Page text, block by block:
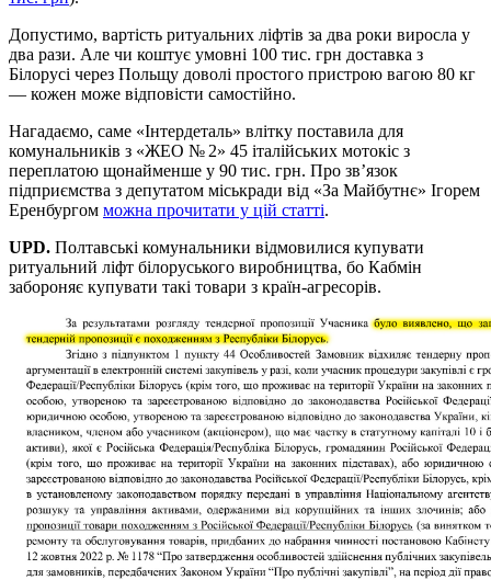
Допустимо, вартість ритуальних ліфтів за два роки виросла у
два рази. Але чи коштує умовні 100 тис. грн доставка з
Білорусі через Польщу доволі простого пристрою вагою 80 кг
— кожен може відповісти самостійно.
Нагадаємо, саме «Інтердеталь» влітку поставила для
комунальників з «ЖЕО № 2» 45 італійських мотокіс з
переплатою щонайменше у 90 тис. грн. Про зв’язок
підприємства з депутатом міськради від «За Майбутнє» Ігорем
Еренбургом можна прочитати у цій статті.
UPD. Полтавські комунальники відмовилися купувати
ритуальний ліфт білоруського виробництва, бо Кабмін
забороняє купувати такі товари з країн-агресорів.